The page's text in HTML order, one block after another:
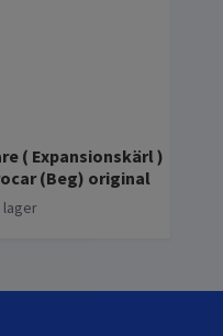
( Expansionskärl )
(Beg) original
lager